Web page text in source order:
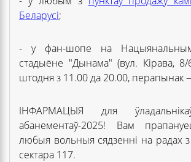
Беларусі;
- у фан-шопе на Нацыянальным
стадыёне "Дынама" (вул. Кірава, 8/
штодня з 11.00 да 20.00, перапынак
ІНФАРМАЦЫЯ для
абанементаў-2025! Вам
любыя вольныя сядзенні на радах
сектара 117.